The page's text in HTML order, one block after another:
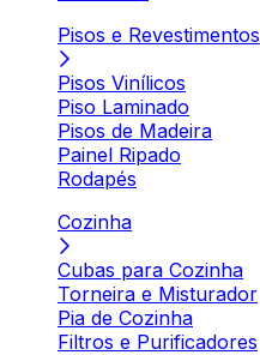
Pisos e Revestimentos
Pisos Vinílicos
Piso Laminado
Pisos de Madeira
Painel Ripado
Rodapés
Cozinha
Cubas para Cozinha
Torneira e Misturador
Pia de Cozinha
Filtros e Purificadores